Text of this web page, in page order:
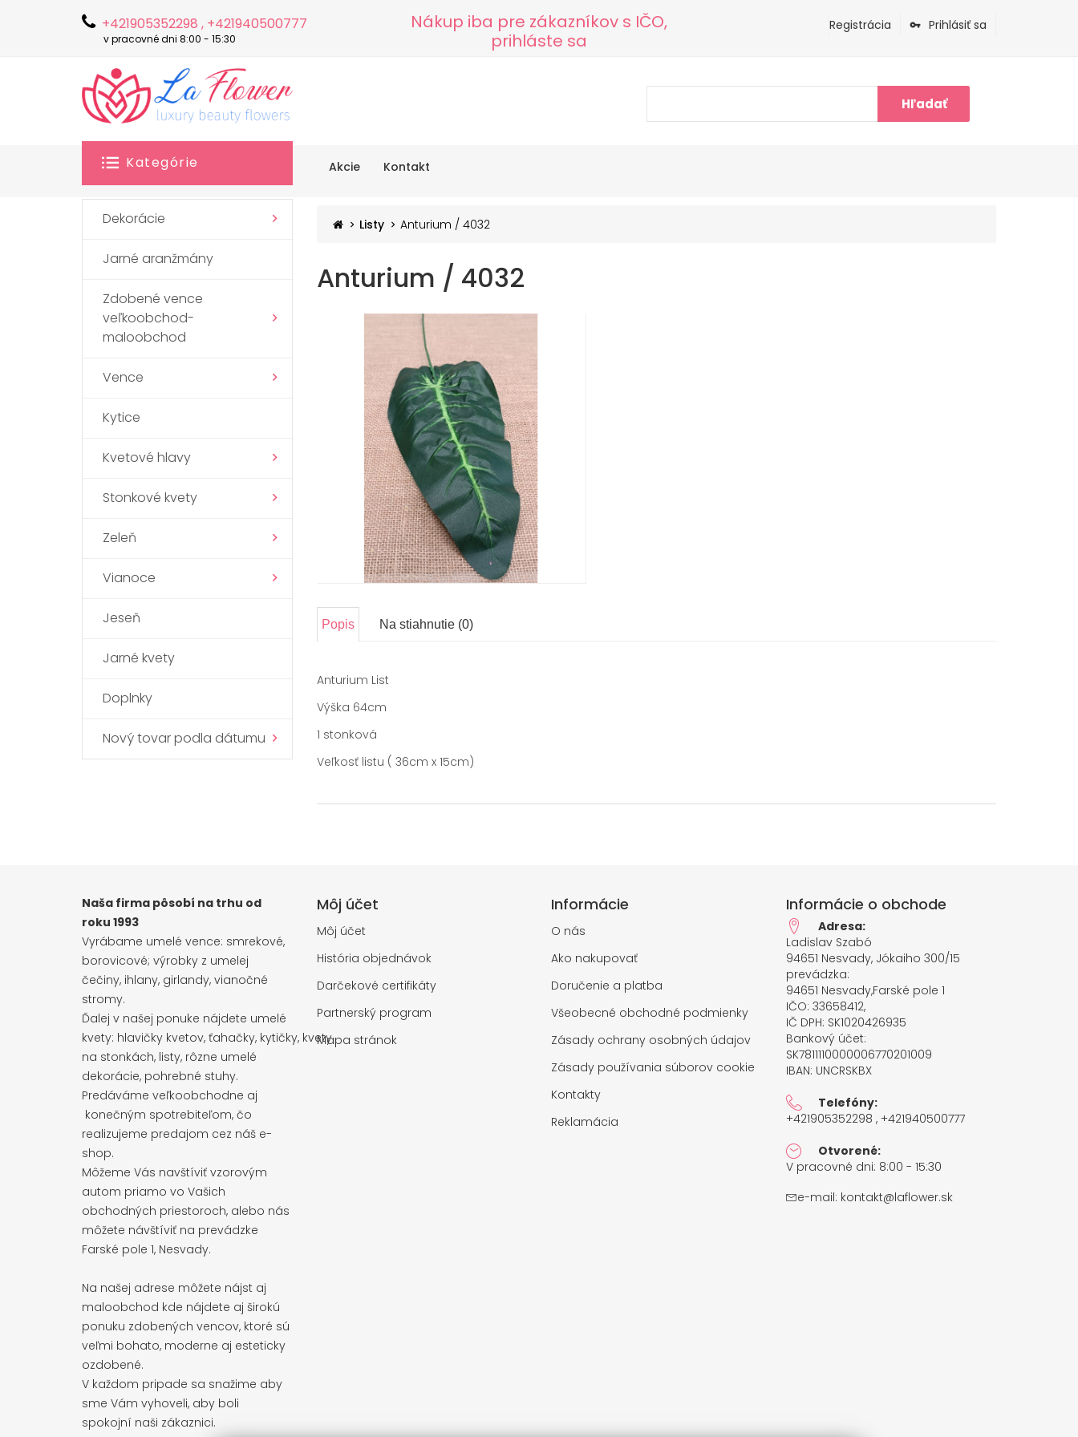
+421905352298 , +421940500777
v pracovné dni 8:00 - 15:30
Nákup iba pre zákazníkov s IČO,
prihláste sa
Registrácia Prihlásiť sa
Hľadať
Kategórie Akcie Kontakt
Dekorácie
Jarné aranžmány
Zdobené vence
veľkoobchod-
maloobchod
Vence
Kytice
Kvetové hlavy
Stonkové kvety
Zeleň
Vianoce
Jeseň
Jarné kvety
Doplnky
Nový tovar podla dátumu
Listy Anturium / 4032
Anturium / 4032
Popis Na stiahnutie (0)
Anturium List
Výška 64cm
1 stonková
Veľkosť listu ( 36cm x 15cm)
Naša firma pôsobí na trhu od
roku 1993
Vyrábame umelé vence: smrekové,
borovicové; výrobky z umelej
čečiny, ihlany, girlandy, vianočné
stromy.
Ďalej v našej ponuke nájdete umelé
kvety: hlavičky kvetov, ťahačky, kytičky, kvety
na stonkách, listy, rôzne umelé
dekorácie, pohrebné stuhy.
Predáváme veľkoobchodne aj
konečným spotrebiteľom, čo
realizujeme predajom cez náš e-
shop.
Môžeme Vás navštíviť vzorovým
autom priamo vo Vašich
obchodných priestoroch, alebo nás
môžete návštíviť na prevádzke
Farské pole 1, Nesvady.
Na našej adrese môžete nájst aj
maloobchod kde nájdete aj širokú
ponuku zdobených vencov, ktoré sú
veľmi bohato, moderne aj esteticky
ozdobené.
V každom pripade sa snažime aby
sme Vám vyhoveli, aby boli
spokojní naši zákaznici.
Môj účet
Môj účet
História objednávok
Darčekové certifikáty
Partnerský program
Mapa stránok
Informácie
O nás
Ako nakupovať
Doručenie a platba
Všeobecné obchodné podmienky
Zásady ochrany osobných údajov
Zásady používania súborov cookie
Kontakty
Reklamácia
Informácie o obchode
Adresa:
Ladislav Szabó
94651 Nesvady, Jókaiho 300/15
prevádzka:
94651 Nesvady,Farské pole 1
IČO: 33658412,
IČ DPH: SK1020426935
Bankový účet:
SK7811110000006770201009
IBAN: UNCRSKBX
Telefóny:
+421905352298 , +421940500777
Otvorené:
V pracovné dni: 8:00 - 15:30
e-mail: kontakt@laflower.sk